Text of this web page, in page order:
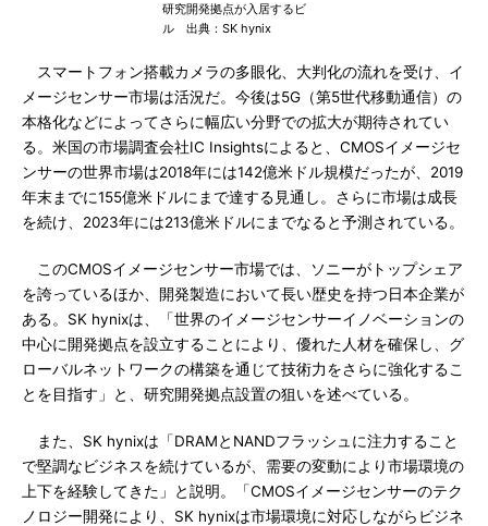
研究開発拠点が入居するビ
ル 出典：SK hynix
スマートフォン搭載カメラの多眼化、大判化の流れを受け、イ
メージセンサー市場は活況だ。今後は5G（第5世代移動通信）の
本格化などによってさらに幅広い分野での拡大が期待されてい
る。米国の市場調査会社IC Insightsによると、CMOSイメージセ
ンサーの世界市場は2018年には142億米ドル規模だったが、2019
年末までに155億米ドルにまで達する見通し。さらに市場は成長
を続け、2023年には213億米ドルにまでなると予測されている。
このCMOSイメージセンサー市場では、ソニーがトップシェア
を誇っているほか、開発製造において長い歴史を持つ日本企業が
ある。SK hynixは、「世界のイメージセンサーイノベーションの
中心に開発拠点を設立することにより、優れた人材を確保し、グ
ローバルネットワークの構築を通じて技術力をさらに強化するこ
とを目指す」と、研究開発拠点設置の狙いを述べている。
また、SK hynixは「DRAMとNANDフラッシュに注力すること
で堅調なビジネスを続けているが、需要の変動により市場環境の
上下を経験してきた」と説明。「CMOSイメージセンサーのテク
ノロジー開発により、SK hynixは市場環境に対応しながらビジネ